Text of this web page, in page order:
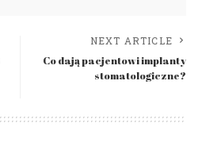
NEXT ARTICLE
Co dają pacjentowi implanty
stomatologiczne?